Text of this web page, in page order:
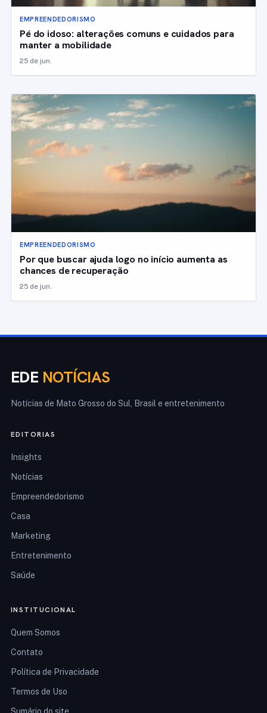
EMPREENDEDORISMO
Pé do idoso: alterações comuns e cuidados para
manter a mobilidade
25 de jun.
EMPREENDEDORISMO
Por que buscar ajuda logo no início aumenta as
chances de recuperação
25 de jun.
EDE NOTÍCIAS
Notícias de Mato Grosso do Sul, Brasil e entretenimento
EDITORIAS
Insights
Notícias
Empreendedorismo
Casa
Marketing
Entretenimento
Saúde
INSTITUCIONAL
Quem Somos
Contato
Política de Privacidade
Termos de Uso
Sumário do site